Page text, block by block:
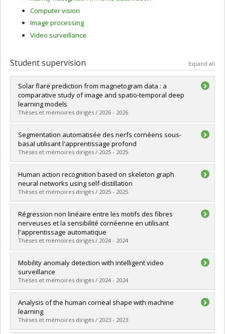
Computer vision
Image processing
Video surveillance
Student supervision Expand all
Solar flare prediction from magnetogram data : a
comparative study of image and spatio-temporal deep
learning models
Thèses et mémoires dirigés / 2026 - 2026
Graduate :Garmaev, Danil
Cycle :Master's
Grade :M. Sc.
Lien vers le document dans Papyrus
Segmentation automatisée des nerfs cornéens sous-
basal utilisant l'apprentissage profond
Thèses et mémoires dirigés / 2025 - 2025
Graduate :Sehad, Abdelhakim
Cycle : Master's
Grade :M. Sc.
Lien vers le document dans Papyrus
Human action recognition based on skeleton graph
neural networks using self-distillation
Thèses et mémoires dirigés / 2025 - 2025
Graduate : Feng, Miao
Cycle :Doctoral
Grade :Ph. D.
Lien vers le document dans Papyrus
Régression non linéaire entre les motifs des fibres
nerveuses et la sensibilité cornéenne en utilisant
l'apprentissage automatique
Thèses et mémoires dirigés / 2024 - 2024
Graduate :Ammarkhodja, Lamia
Cycle :Master's
Grade :M. Sc.
Lien vers le document dans Papyrus
Mobility anomaly detection with intelligent video
surveillance
Thèses et mémoires dirigés / 2024 - 2024
Graduate :Ebrahimi, Fatemeh
Cycle :Master's
Grade :M. Sc.
Lien vers le document dans Papyrus
Analysis of the human corneal shape with machine
learning
Thèses et mémoires dirigés / 2023 - 2023